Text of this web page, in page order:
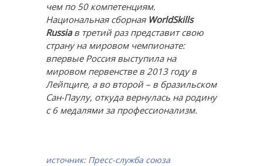
чем по 50 компетенциям.
Национальная сборная WorldSkills
Russiaв третий раз представит свою
страну на мировом чемпионате:
впервые Россия выступила на
мировом первенстве в 2013 году в
Лейпциге, а во второй – в бразильском
Сан-Паулу, откуда вернулась на родину
с 6 медалями за профессионализм.
источник: Пресс-служба союза